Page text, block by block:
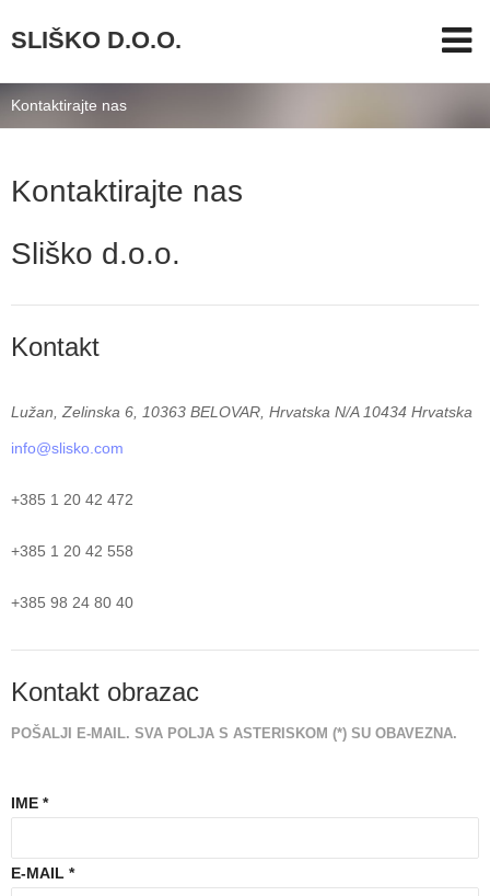
SLIŠKO D.O.O.
Kontaktirajte nas
Kontaktirajte nas
Sliško d.o.o.
Kontakt
Lužan, Zelinska 6, 10363 BELOVAR, Hrvatska N/A 10434 Hrvatska
info@slisko.com
+385 1 20 42 472
+385 1 20 42 558
+385 98 24 80 40
Kontakt obrazac
POŠALJI E-MAIL. SVA POLJA S ASTERISKOM (*) SU OBAVEZNA.
IME *
E-MAIL *